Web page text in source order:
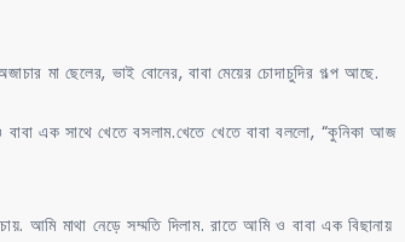
মা ছেলের, ভাই বোনের, বাবা মেয়ের চোদাচুদির গল্প আছে.
এক সাথে খেতে বসলাম.খেতে খেতে বাবা বললো, “কুনিকা আজ
মাথা নেড়ে সম্মতি দিলাম. রাতে আমি ও বাবা এক বিছানায়